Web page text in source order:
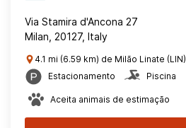
Via Stamira d'Ancona 27
Milan, 20127, Italy
4.1 mi (6.59 km) de Milão Linate (LIN)
Estacionamento
Piscina
Aceita animais de estimação